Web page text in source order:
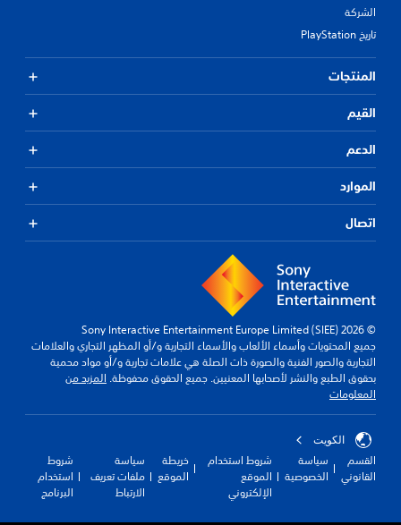
الشركة
تاريخ PlayStation
المنتجات
القيم
الدعم
الموارد
اتصال
© 2026 Sony Interactive Entertainment Europe Limited (SIEE)
جميع المحتويات وأسماء الألعاب والأسماء التجارية و/أو المظهر التجاري والعلامات
التجارية والصور الفنية والصورة ذات الصلة هي علامات تجارية و/أو مواد محمية
بحقوق الطبع والنشر لأصحابها المعنيين. جميع الحقوق محفوظة. المزيد من
المعلومات
الكويت‎
القسم
القانوني
سياسة
الخصوصية
شروط استخدام
الموقع
الإلكتروني
خريطة
الموقع
سياسة
ملفات تعريف
الارتباط
شروط
استخدام
البرنامج